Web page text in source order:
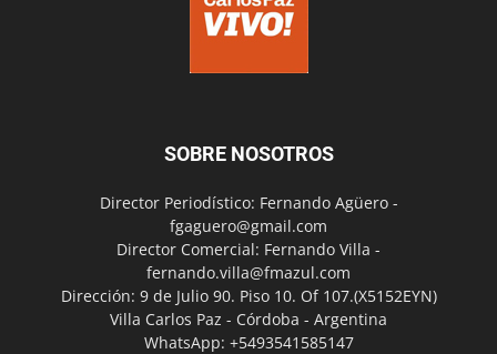
SOBRE NOSOTROS
Director Periodístico: Fernando Agüero -
fgaguero@gmail.com
Director Comercial: Fernando Villa -
fernando.villa@fmazul.com
Dirección: 9 de Julio 90. Piso 10. Of 107.(X5152EYN)
Villa Carlos Paz - Córdoba - Argentina
WhatsApp: +5493541585147